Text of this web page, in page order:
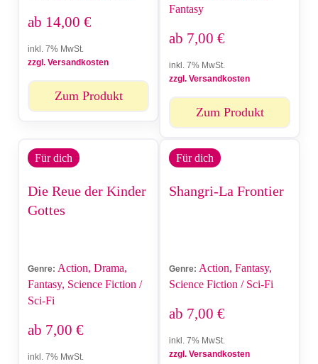
ab 14,00 €
inkl. 7% MwSt.
zzgl. Versandkosten
Zum Produkt
Fantasy
ab 7,00 €
inkl. 7% MwSt.
zzgl. Versandkosten
Zum Produkt
Für dich
Die Reue der Kinder
Gottes
Genre: Action, Drama,
Fantasy, Science Fiction /
Sci-Fi
ab 7,00 €
inkl. 7% MwSt.
Für dich
Shangri-La Frontier
Genre: Action, Fantasy,
Science Fiction / Sci-Fi
ab 7,00 €
inkl. 7% MwSt.
zzgl. Versandkosten